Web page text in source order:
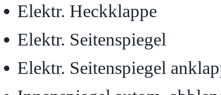
Elektr. Heckklappe
Elektr. Seitenspiegel
Elektr. Seitenspiegel